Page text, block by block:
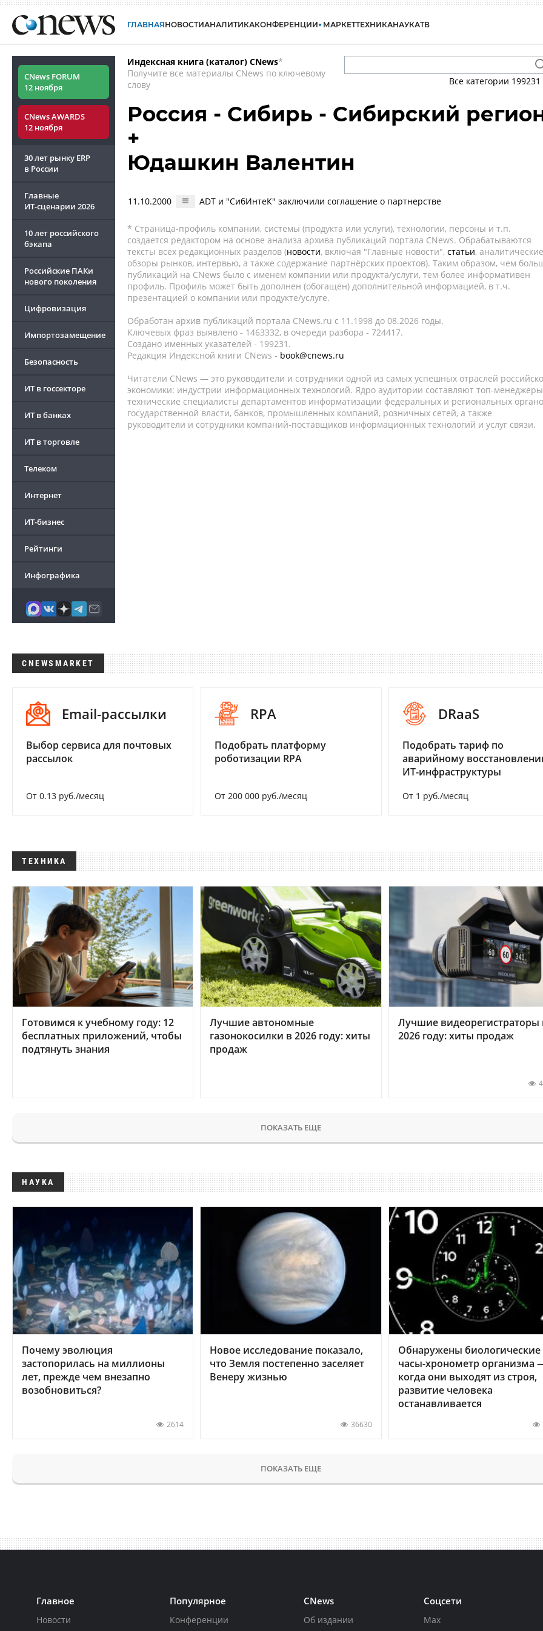
ГЛАВНАЯНОВОСТИАНАЛИТИКАКОНФЕРЕНЦИИ МАРКЕТТЕХНИКАНАУКАТВ
CNews FORUM
12 ноября
CNews AWARDS
12 ноября
30 лет рынку ERP
в России
Главные
ИТ-сценарии 2026
10 лет российского
бэкапа
Российские ПАКи
нового поколения
Цифровизация
Импортозамещение
Безопасность
ИТ в госсекторе
ИТ в банках
ИТ в торговле
Телеком
Интернет
ИТ-бизнес
Рейтинги
Инфографика
Индексная книга (каталог) CNews*
Получите все материалы CNews по ключевому
слову
Все категории 199231
Россия - Сибирь - Сибирский
+
Юдашкин Валентин
11.10.2000 ADT и "СибИнтеК" заключили соглашение о партнерстве
* Страница-профиль компании, системы (продукта или услуги), технологии, персоны и т.п.
создается редактором на основе анализа архива публикаций портала CNews. Обрабатываются
тексты всех редакционных разделов (новости, включая "Главные новости", статьи, аналитические
обзоры рынков, интервью, а также содержание партнёрских проектов). Таким образом, чем
публикаций на CNews было с именем компании или продукта/услуги, тем более информативен
профиль. Профиль может быть дополнен (обогащен) дополнительной информацией, в т.ч.
презентацией о компании или продукте/услуге.
Обработан архив публикаций портала CNews.ru c 11.1998 до 08.2026 годы.
Ключевых фраз выявлено - 1463332, в очереди разбора - 724417.
Создано именных указателей - 199231.
Редакция Индексной книги CNews - book@cnews.ru
Читатели CNews — это руководители и сотрудники одной из самых успешных отраслей
экономики: индустрии информационных технологий. Ядро аудитории составляют топ-
технические специалисты департаментов информатизации федеральных и региональных
государственной власти, банков, промышленных компаний, розничных сетей, а также
руководители и сотрудники компаний-поставщиков информационных технологий и услуг связи.
CNEWSMARKET
Email-рассылки
Выбор сервиса для почтовых
рассылок
От 0.13 руб./месяц
RPA
Подобрать платформу
роботизации RPA
От 200 000 руб./месяц
DRaaS
Подобрать тариф по
аварийному
ИТ-инфраструктуры
От 1 руб./месяц
ТЕХНИКА
Готовимся к учебному году: 12
бесплатных приложений, чтобы
подтянуть знания
Лучшие автономные
газонокосилки в 2026 году: хиты
продаж
Лучшие видеорегистраторы
2026 году: хиты продаж
ПОКАЗАТЬ ЕЩЕ
НАУКА
Почему эволюция
застопорилась на миллионы
лет, прежде чем внезапно
возобновиться?
2614
Новое исследование показало,
что Земля постепенно заселяет
Венеру жизнью
36630
Обнаружены биологические
часы-хронометр организма
когда они выходят из строя,
развитие человека
останавливается
ПОКАЗАТЬ ЕЩЕ
Главное
Новости
Популярное
Конференции
CNews
Об издании
Соцсети
Max